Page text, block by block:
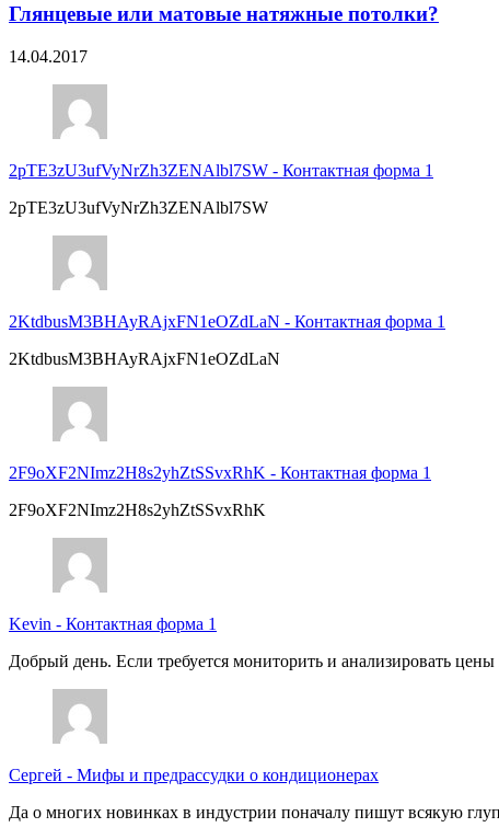
Глянцевые или матовые натяжные потолки?
14.04.2017
2pTE3zU3ufVyNrZh3ZENAlbl7SW - Контактная форма 1
2pTE3zU3ufVyNrZh3ZENAlbl7SW
2KtdbusM3BHAyRAjxFN1eOZdLaN - Контактная форма 1
2KtdbusM3BHAyRAjxFN1eOZdLaN
2F9oXF2NImz2H8s2yhZtSSvxRhK - Контактная форма 1
2F9oXF2NImz2H8s2yhZtSSvxRhK
Kevin - Контактная форма 1
Добрый день. Если требуется мониторить и анализировать
Сергей - Мифы и предрассудки о кондиционерах
Да о многих новинках в индустрии поначалу пишут всякую